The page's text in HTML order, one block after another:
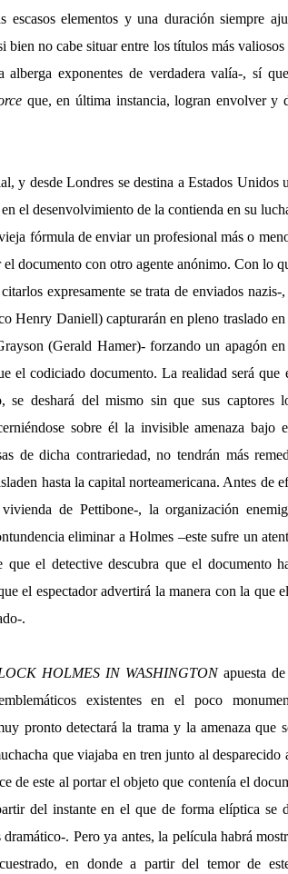
escasos elementos y una duración siempre
no cabe situar entre los títulos más valiosos
exponentes de verdadera valía-, sí
que, en última instancia, logran envolver y
y desde Londres se destina a Estados Unidos
el desenvolvimiento de la contienda en su
fórmula de enviar un profesional más o
documento con otro agente anónimo. Con lo
expresamente se trata de enviados nazis-
Henry Daniell) capturarán en pleno traslado
(Gerald Hamer)- forzando un apagón
el codiciado documento. La realidad será que
deshará del mismo sin que sus captores
sobre él la invisible amenaza bajo
de dicha contrariedad, no tendrán más
hasta la capital norteamericana. Antes de
de Pettibone-, la organización
eliminar a Holmes –este sufre un
que el detective descubra que el documento
el espectador advertirá la manera con la que
.
HOLMES IN WASHINGTONapuesta
existentes en el poco
pronto detectará la trama y la amenaza que
que viajaba en tren junto al desparecido
de este al portar el objeto que contenía el
del instante en el que de forma elíptica se
. Pero ya antes, la película habrá
en donde a partir del temor de